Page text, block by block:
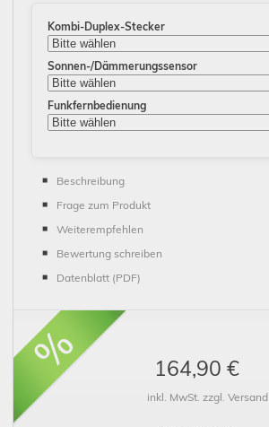
Kombi-Duplex-Stecker
Sonnen-/Dämmerungssensor
Funkfernbedienung
Beschreibung
Frage zum Produkt
Weiterempfehlen
Bewertung schreiben
Datenblatt (PDF)
164,90 €
inkl. MwSt. zzgl. Versand